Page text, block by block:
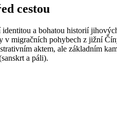
cestou
a bohatou historií
v migračních pohybech z jižní
aktem, ale základním
a páli).